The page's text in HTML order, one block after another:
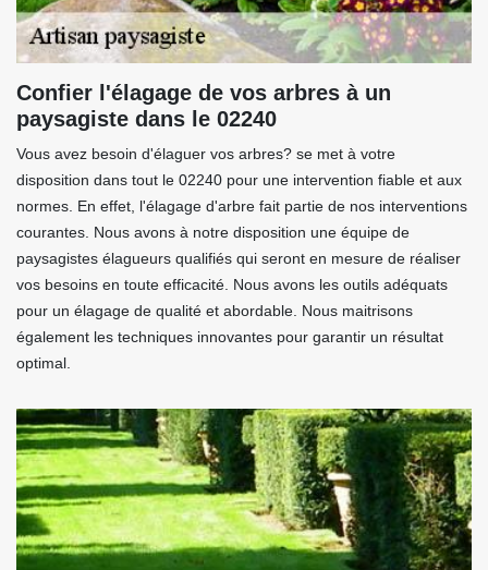
Confier l'élagage de vos arbres à un
paysagiste dans le 02240
Vous avez besoin d'élaguer vos arbres? se met à votre
disposition dans tout le 02240 pour une intervention fiable et aux
normes. En effet, l'élagage d'arbre fait partie de nos interventions
courantes. Nous avons à notre disposition une équipe de
paysagistes élagueurs qualifiés qui seront en mesure de réaliser
vos besoins en toute efficacité. Nous avons les outils adéquats
pour un élagage de qualité et abordable. Nous maitrisons
également les techniques innovantes pour garantir un résultat
optimal.